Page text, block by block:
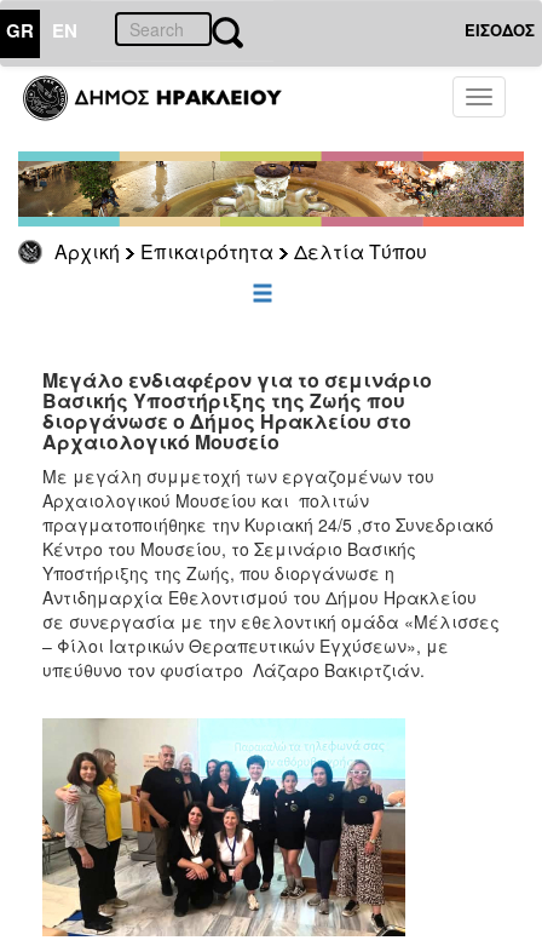
GR EN ΕΙΣΟΔΟΣ
Toggle
Αρχική Επικαιρότητα Δελτία Τύπου
ΕΠΙΚΑΙΡΟΤΗΤΑ
Τύπου
Αρχείο
ΕΠΙΣΚΕΠΤΗΣ
ΗΡΑΚΛΕΙΟ
Μεγάλο ενδιαφέρον για το σεμινάριο
Βασικής Υποστήριξης της Ζωής που
διοργάνωσε ο Δήμος Ηρακλείου στο
Αρχαιολογικό Μουσείο
Με μεγάλη συμμετοχή των εργαζομένων του
Αρχαιολογικού Μουσείου και πολιτών
πραγματοποιήθηκε την Κυριακή 24/5 ,στο Συνεδριακό
Κέντρο του Μουσείου, το Σεμινάριο Βασικής
Υποστήριξης της Ζωής, που διοργάνωσε η
Αντιδημαρχία Εθελοντισμού του Δήμου Ηρακλείου
σε συνεργασία με την εθελοντική ομάδα «Μέλισσες
– Φίλοι Ιατρικών Θεραπευτικών Εγχύσεων», με
υπεύθυνο τον φυσίατρο Λάζαρο Βακιρτζιάν.